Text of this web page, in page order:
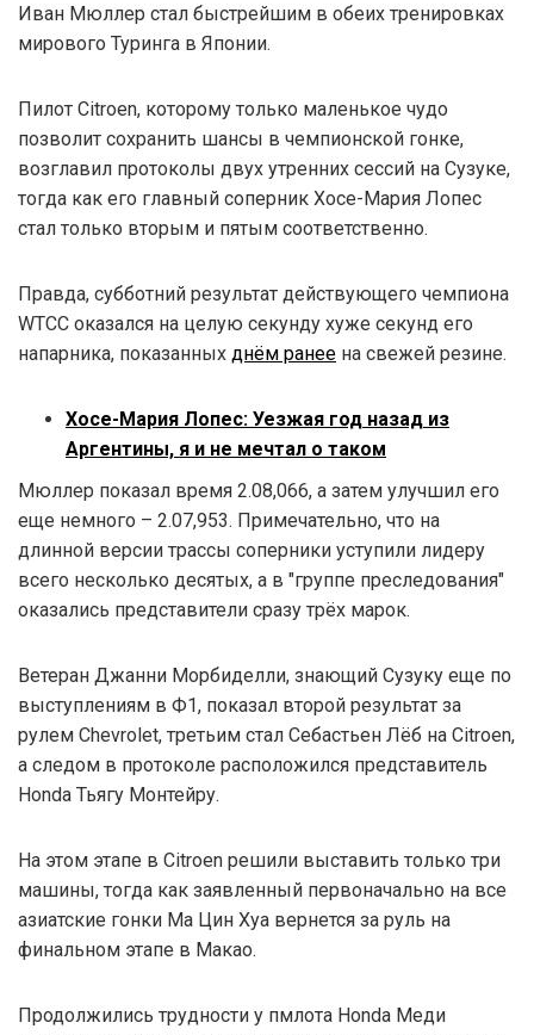
Иван Мюллер стал быстрейшим в обеих тренировках
мирового Туринга в Японии.
Пилот Citroen, которому только маленькое чудо
позволит сохранить шансы в чемпионской гонке,
возглавил протоколы двух утренних сессий на Сузуке,
тогда как его главный соперник Хосе-Мария Лопес
стал только вторым и пятым соответственно.
Правда, субботний результат действующего чемпиона
WTCC оказался на целую секунду хуже секунд его
напарника, показанных днём ранее на свежей резине.
Хосе-Мария Лопес: Уезжая год назад из
Аргентины, я и не мечтал о таком
Мюллер показал время 2.08,066, а затем улучшил его
еще немного – 2.07,953. Примечательно, что на
длинной версии трассы соперники уступили лидеру
всего несколько десятых, а в "группе преследования"
оказались представители сразу трёх марок.
Ветеран Джанни Морбиделли, знающий Сузуку еще по
выступлениям в Ф1, показал второй результат за
рулем Chevrolet, третьим стал Себастьен Лёб на Citroen,
а следом в протоколе расположился представитель
Honda Тьягу Монтейру.
На этом этапе в Citroen решили выставить только три
машины, тогда как заявленный первоначально на все
азиатские гонки Ма Цин Хуа вернется за руль на
финальном этапе в Макао.
Продолжились трудности у пмлота Honda Меди